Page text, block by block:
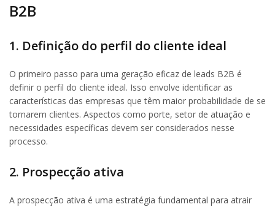
B2B
1. Definição do perfil do cliente ideal
O primeiro passo para uma geração eficaz de leads B2B é
definir o perfil do cliente ideal. Isso envolve identificar as
características das empresas que têm maior probabilidade de se
tornarem clientes. Aspectos como porte, setor de atuação e
necessidades específicas devem ser considerados nesse
processo.
2. Prospecção ativa
A prospecção ativa é uma estratégia fundamental para atrair